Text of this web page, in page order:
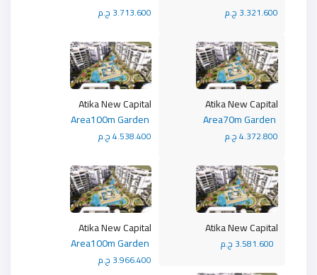
3.713.600 ج.م 3.321.600 ج.م
Atika New Capital
4.538.400 ج.م
Atika New Capital
4.372.800 ج.م
Atika New Capital
3.966.400 ج.م
Atika New Capital